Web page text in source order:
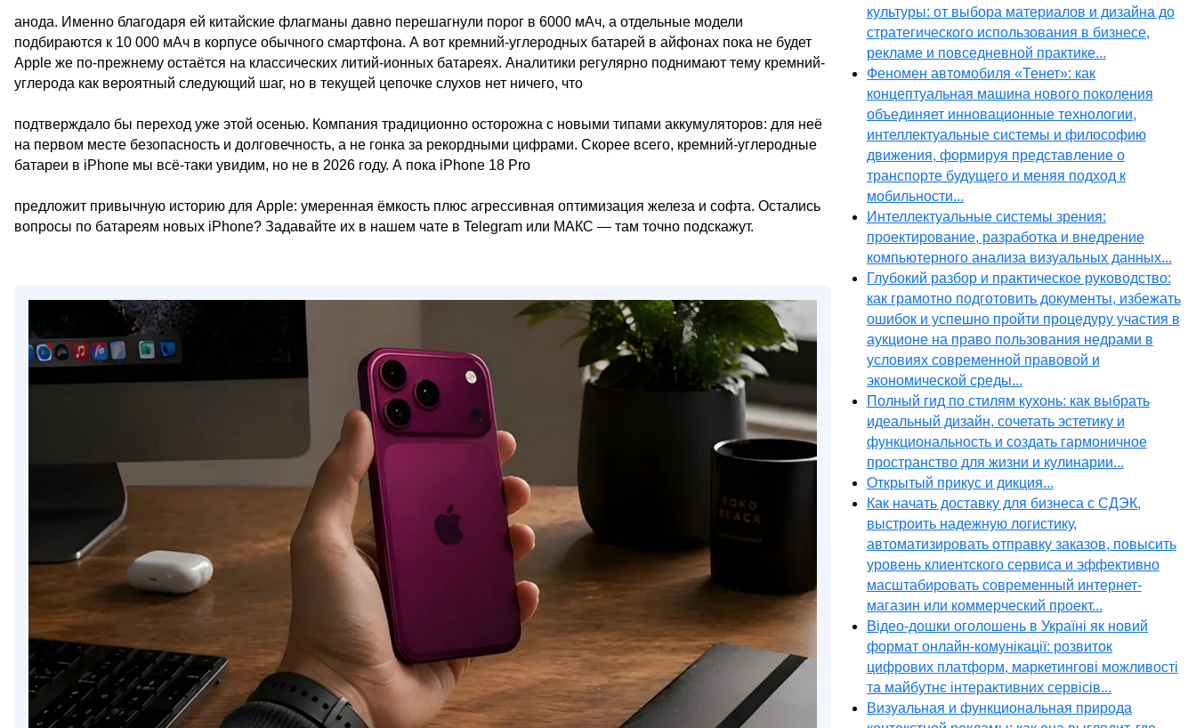
анода. Именно благодаря ей китайские флагманы давно перешагнули порог в 6000 мАч, а отдельные модели
подбираются к 10 000 мАч в корпусе обычного смартфона. А вот кремний-углеродных батарей в айфонах пока не будет
Apple же по-прежнему остаётся на классических литий-ионных батареях. Аналитики регулярно поднимают тему кремний-
углерода как вероятный следующий шаг, но в текущей цепочке слухов нет ничего, что
подтверждало бы переход уже этой осенью. Компания традиционно осторожна с новыми типами аккумуляторов: для неё
на первом месте безопасность и долговечность, а не гонка за рекордными цифрами. Скорее всего, кремний-углеродные
батареи в iPhone мы всё-таки увидим, но не в 2026 году. А пока iPhone 18 Pro
предложит привычную историю для Apple: умеренная ёмкость плюс агрессивная оптимизация железа и софта. Остались
вопросы по батареям новых iPhone? Задавайте их в нашем чате в Telegram или МАКС — там точно подскажут.
культуры: от выбора материалов и дизайна до
стратегического использования в бизнесе,
рекламе и повседневной практике...
Феномен автомобиля «Тенет»: как
концептуальная машина нового поколения
объединяет инновационные технологии,
интеллектуальные системы и философию
движения, формируя представление о
транспорте будущего и меняя подход к
мобильности...
Интеллектуальные системы зрения:
проектирование, разработка и внедрение
компьютерного анализа визуальных данных...
Глубокий разбор и практическое руководство:
как грамотно подготовить документы, избежать
ошибок и успешно пройти процедуру участия в
аукционе на право пользования недрами в
условиях современной правовой и
экономической среды...
Полный гид по стилям кухонь: как выбрать
идеальный дизайн, сочетать эстетику и
функциональность и создать гармоничное
пространство для жизни и кулинарии...
Открытый прикус и дикция...
Как начать доставку для бизнеса с СДЭК,
выстроить надежную логистику,
автоматизировать отправку заказов, повысить
уровень клиентского сервиса и эффективно
масштабировать современный интернет-
магазин или коммерческий проект...
Відео-дошки оголошень в Україні як новий
формат онлайн-комунікації: розвиток
цифрових платформ, маркетингові можливості
та майбутнє інтерактивних сервісів...
Визуальная и функциональная природа